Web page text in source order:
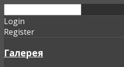
Login
Register
Галерея